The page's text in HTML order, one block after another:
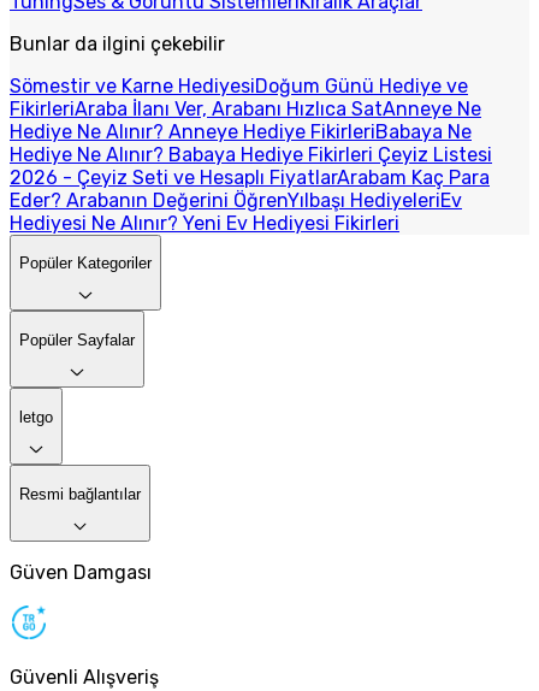
Bunlar da ilgini çekebilir
Sömestir ve Karne HediyesiDoğum Günü Hediye ve
FikirleriAraba İlanı Ver, Arabanı Hızlıca SatAnneye Ne
Hediye Ne Alınır? Anneye Hediye FikirleriBabaya Ne
Hediye Ne Alınır? Babaya Hediye Fikirleri Çeyiz Listesi
2026 - Çeyiz Seti ve Hesaplı FiyatlarArabam Kaç Para
Eder? Arabanın Değerini ÖğrenYılbaşı HediyeleriEv
Hediyesi Ne Alınır? Yeni Ev Hediyesi Fikirleri
Popüler Kategoriler
Popüler Sayfalar
letgo
Resmi bağlantılar
Güven Damgası
Güvenli Alışveriş